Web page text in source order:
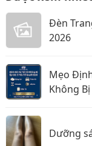
Đèn
2026
Mẹo
Không Bị
Dưỡng